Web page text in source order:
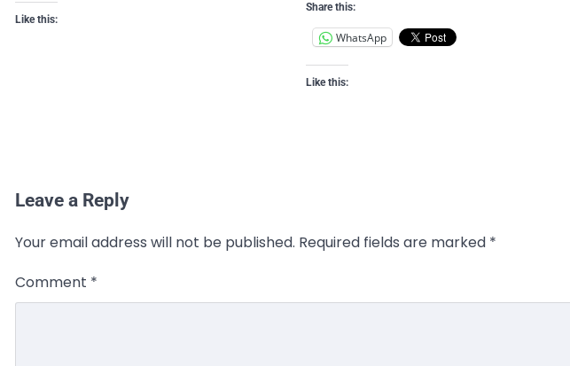
Like this:
Share this:
WhatsApp
Like this:
Leave a Reply
Your email address will not be published. Required fields are marked *
Comment *